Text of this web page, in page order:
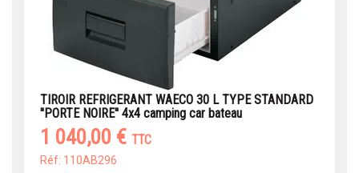
TIROIR REFRIGERANT WAECO 30 L TYPE STANDARD
''PORTE NOIRE'' 4x4 camping car bateau
1 040,00 € TTC
Réf: 110AB296